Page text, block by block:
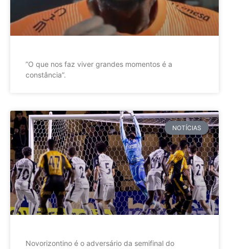
”O que nos faz viver grandes momentos é a
constância”.
NOTÍCIAS
Novorizontino é o adversário da semifinal do